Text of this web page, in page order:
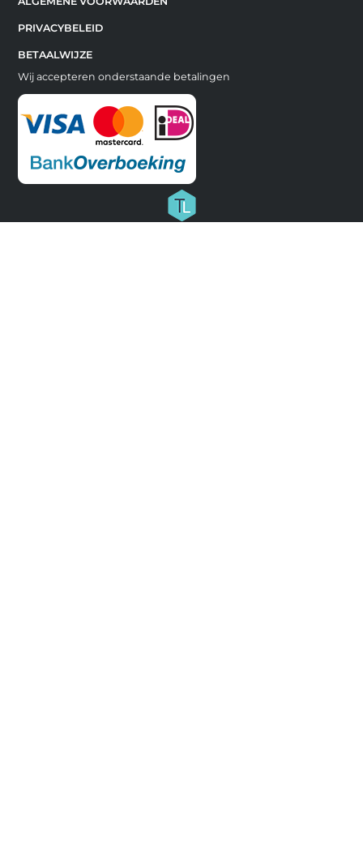
PRIVACYBELEID
BETAALWIJZE
Wij accepteren onderstaande betalingen